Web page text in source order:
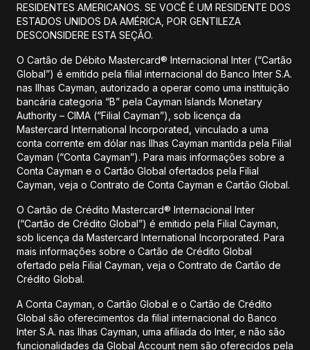
RESIDENTES AMERICANOS. SE VOCÊ É UM RESIDENTE DOS
ESTADOS UNIDOS DA AMÉRICA, POR GENTILEZA
DESCONSIDERE ESTA SEÇÃO.
O Cartão de Débito Mastercard® Internacional Inter (“Cartão
Global”) é emitido pela filial internacional do Banco Inter S.A.
nas Ilhas Cayman, autorizado a operar como uma instituição
bancária categoria “B” pela Cayman Islands Monetary
Authority – CIMA (“Filial Cayman”), sob licença da
Mastercard International Incorporated, vinculado a uma
conta corrente em dólar nas Ilhas Cayman mantida pela Filial
Cayman (“Conta Cayman”). Para mais informações sobre a
Conta Cayman e o Cartão Global ofertados pela Filial
Cayman, veja o Contrato de Conta Cayman e Cartão Global.
O Cartão de Crédito Mastercard® Internacional Inter
(“Cartão de Crédito Global”) é emitido pela Filial Cayman,
sob licença da Mastercard International Incorporated. Para
mais informações sobre o Cartão de Crédito Global
ofertado pela Filial Cayman, veja o Contrato de Cartão de
Crédito Global.
A Conta Cayman, o Cartão Global e o Cartão de Crédito
Global são oferecimentos da filial internacional do Banco
Inter S.A. nas Ilhas Cayman, uma afiliada do Inter, e não são
funcionalidades da Global Account nem são oferecidos pela